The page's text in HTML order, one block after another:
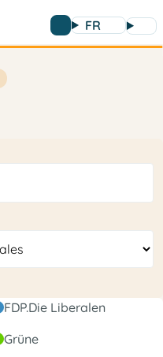
FR
FDP.Die Liberalen
Grüne